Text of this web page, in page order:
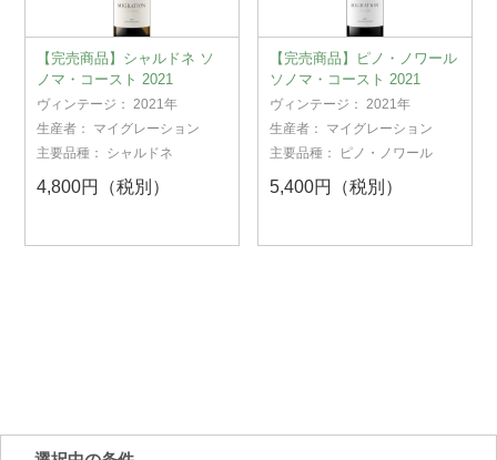
【完売商品】シャルドネ ソ
ノマ・コースト 2021
ヴィンテージ：2021年
生産者： マイグレーション
主要品種： シャルドネ
4,800円（税別）
【完売商品】ピノ・ノワール
ソノマ・コースト 2021
ヴィンテージ：2021年
生産者： マイグレーション
主要品種：
ピノ・ノワール
5,400円（税別）